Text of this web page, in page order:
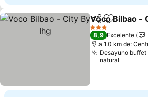
Compartir
Agregar
Voco Bilbao -
3 Estrellas
8,9 Excelente
a 1.0 km de:
Desayuno
natural